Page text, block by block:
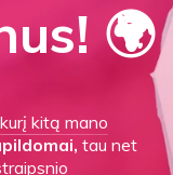
🌍
kitą mano
tau net